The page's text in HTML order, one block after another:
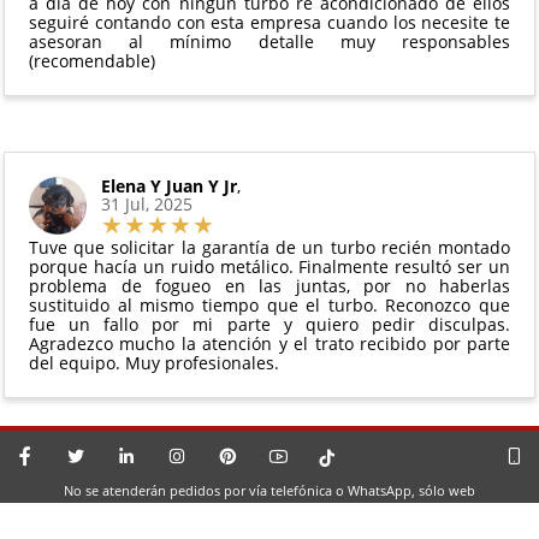
seguiré contando con esta empresa cuando los necesite te
asesoran al mínimo detalle muy responsables
(recomendable)
Elena Y Juan Y Jr,
31 Jul, 2025
Tuve que solicitar la garantía de un turbo recién montado
porque hacía un ruido metálico. Finalmente resultó ser un
problema de fogueo en las juntas, por no haberlas
sustituido al mismo tiempo que el turbo. Reconozco que
fue un fallo por mi parte y quiero pedir disculpas.
Agradezco mucho la atención y el trato recibido por parte
del equipo. Muy profesionales.
No se atenderán pedidos por vía telefónica o WhatsApp, sólo web